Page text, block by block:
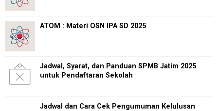
ATOM : Materi OSN IPA SD 2025
Jadwal, Syarat, dan Panduan SPMB Jatim 2025
untuk Pendaftaran Sekolah
Jadwal dan Cara Cek Pengumuman Kelulusan